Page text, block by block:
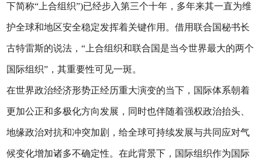
下简称“上合组织”)已经步入第三个十年，多年来其一直为维
护全球和地区安全稳定发挥着关键作用。借用联合国秘书长
古特雷斯的说法，“上合组织和联合国是当今世界最大的两个
国际组织”，其重要性可见一斑。
在世界政治经济形势正经历重大演变的当下，国际体系朝着
更加公正和多极化方向发展，同时也伴随着强权政治抬头、
地缘政治对抗和冲突加剧，给全球可持续发展与共同应对气
候变化增加诸多不确定性。在此背景下，国际组织作为国际